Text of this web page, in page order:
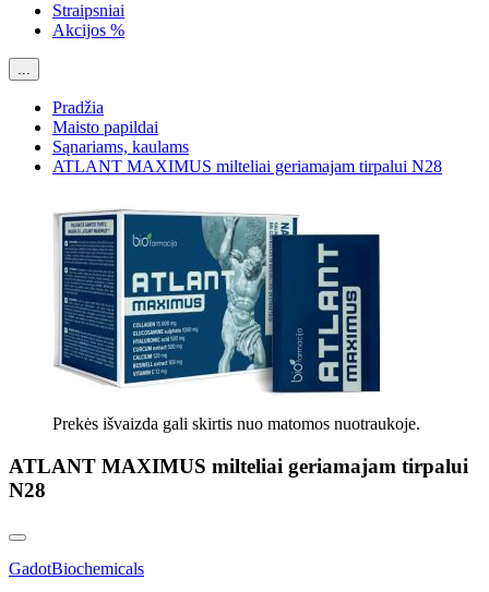
Straipsniai
Akcijos %
...
Pradžia
Maisto papildai
Sąnariams, kaulams
ATLANT MAXIMUS milteliai geriamajam tirpalui N28
Prekės išvaizda gali skirtis nuo matomos nuotraukoje.
ATLANT MAXIMUS milteliai geriamajam tirpalui
N28
GadotBiochemicals